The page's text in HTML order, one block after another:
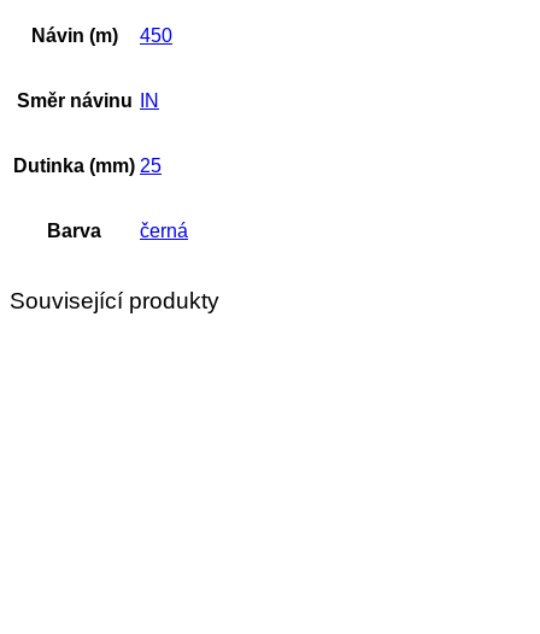
Návin (m) 450
Směr návinu IN
Dutinka (mm) 25
Barva černá
Související produkty